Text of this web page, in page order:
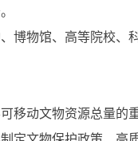
博物馆、高等院校、
移动文物资源总量的